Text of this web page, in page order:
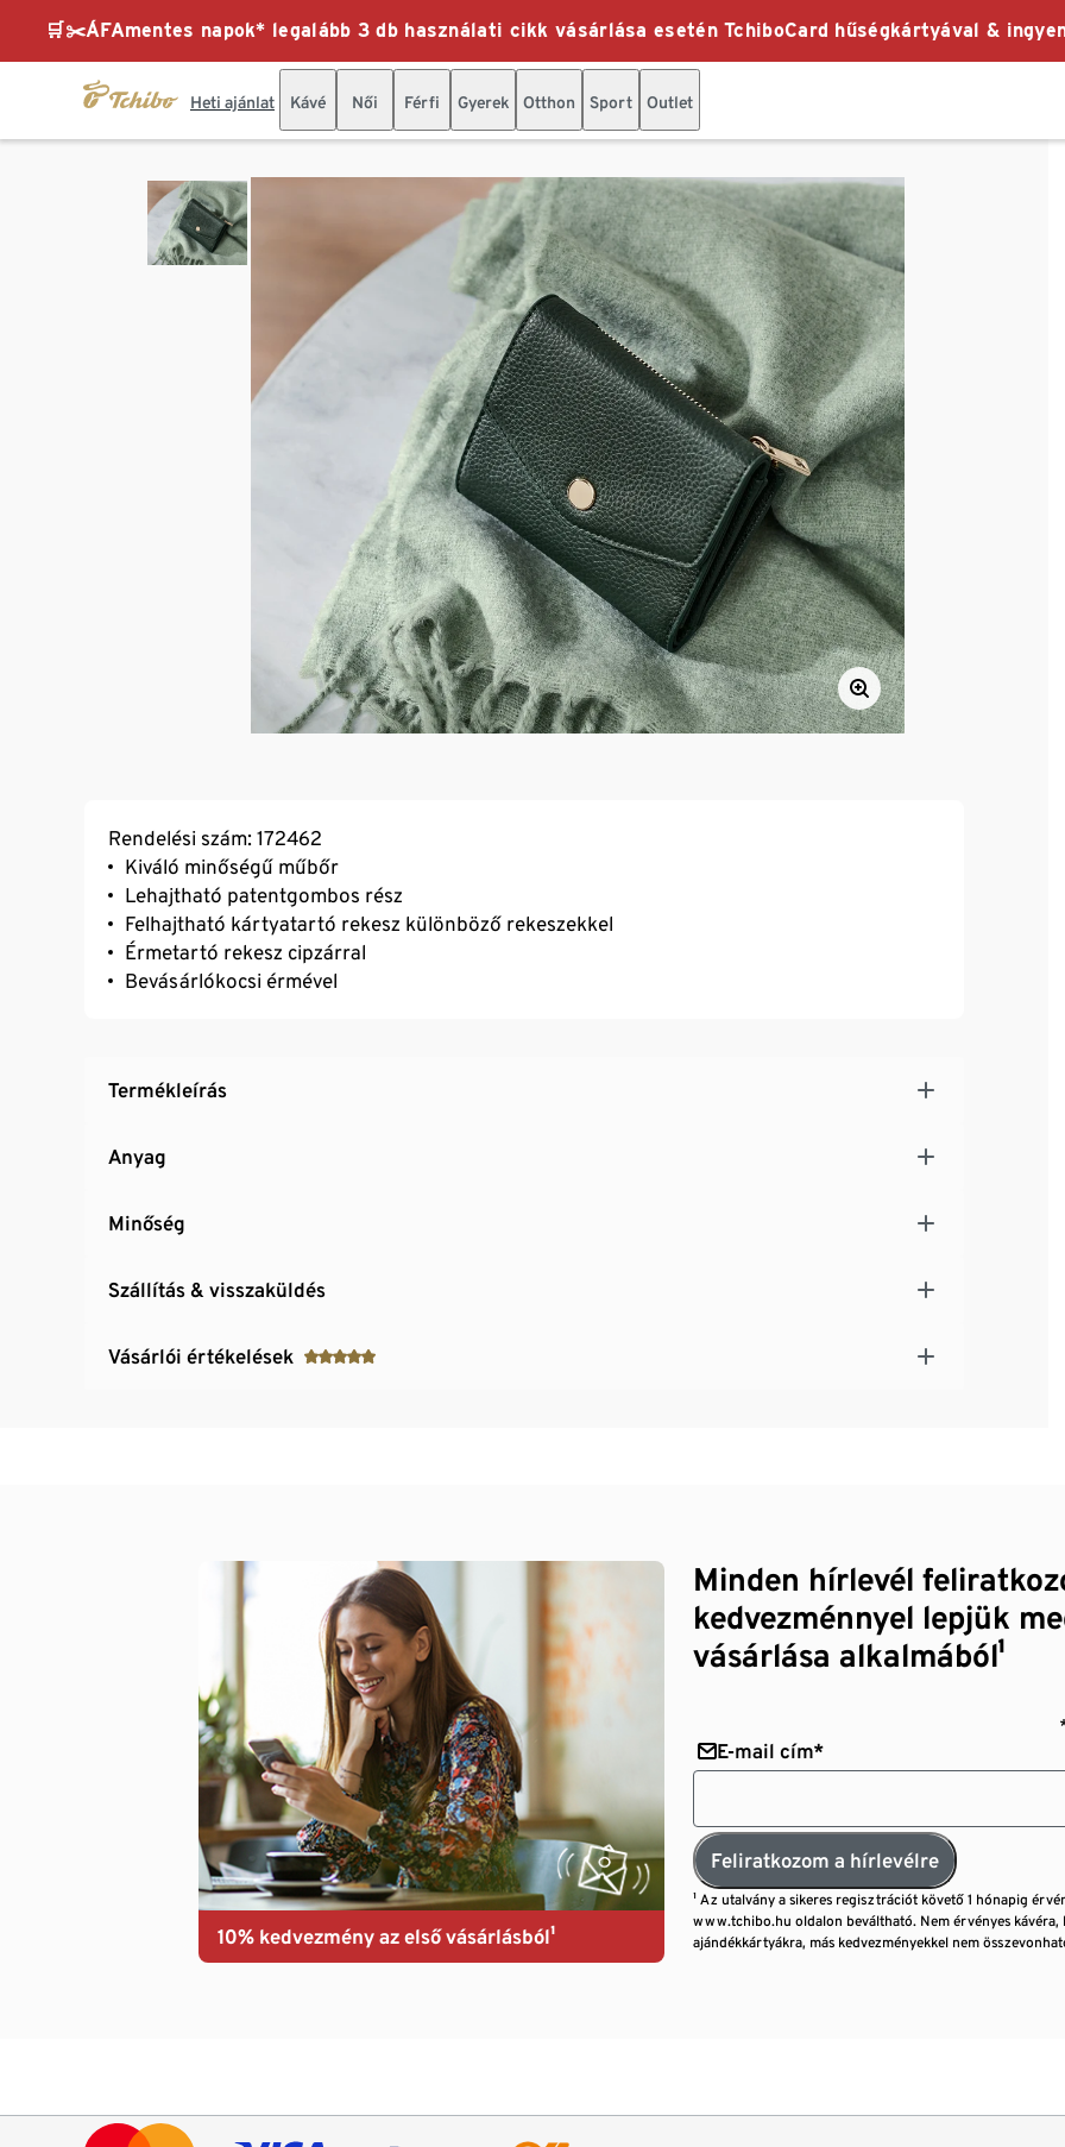
🛒✂️ÁFAmentes napok* legalább 3 db használati cikk vásárlása esetén TchiboCard hűségkártyával &
Heti ajánlat Kávé Női Férfi Gyerek Otthon Sport Outlet
Rendelési szám: 172462
Kiváló minőségű műbőr
Lehajtható patentgombos rész
Felhajtható kártyatartó rekesz különböző rekeszekkel
Érmetartó rekesz cipzárral
Bevásárlókocsi érmével
Termékleírás
Anyag
Minőség
Szállítás & visszaküldés
Vásárlói értékelések
10% kedvezmény az első vásárlásból¹
Minden hírlevél
kedvezménnyel lepjük
vásárlása alkalmából¹
E-mail cím*
Feliratkozom a hírlevélre
¹ Az utalvány a sikeres regisztrációt követő 1 hónapig
www.tchibo.hu oldalon beváltható. Nem érvényes kávéra,
ajándékkártyákra, más kedvezményekkel nem